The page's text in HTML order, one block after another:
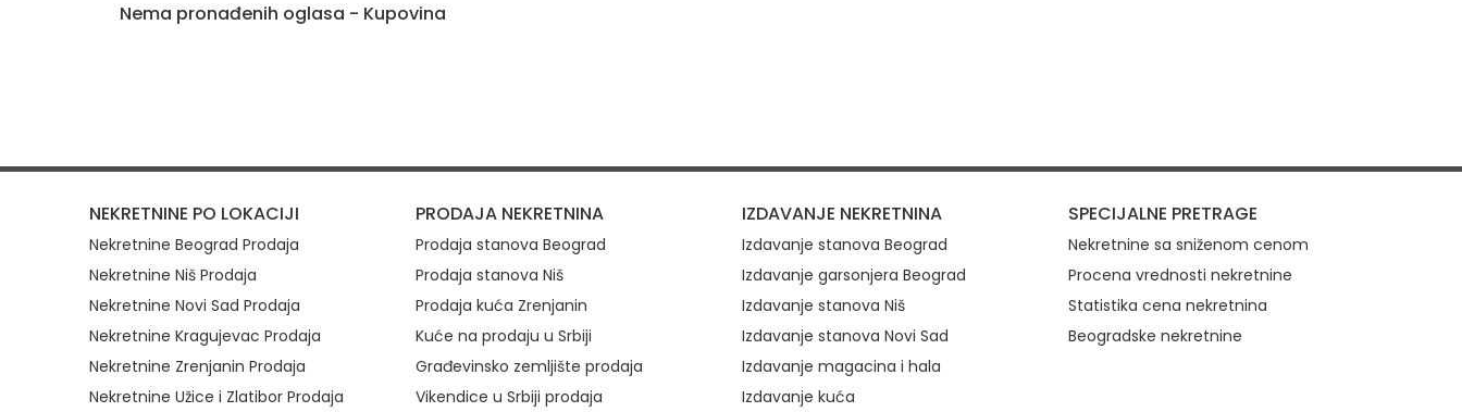
Nema pronađenih oglasa - Kupovina
NEKRETNINE PO LOKACIJI
Nekretnine Beograd Prodaja
Nekretnine Niš Prodaja
Nekretnine Novi Sad Prodaja
Nekretnine Kragujevac Prodaja
Nekretnine Zrenjanin Prodaja
Nekretnine Užice i Zlatibor Prodaja
PRODAJA NEKRETNINA
Prodaja stanova Beograd
Prodaja stanova Niš
Prodaja kuća Zrenjanin
Kuće na prodaju u Srbiji
Građevinsko zemljište prodaja
Vikendice u Srbiji prodaja
IZDAVANJE NEKRETNINA
Izdavanje stanova Beograd
Izdavanje garsonjera Beograd
Izdavanje stanova Niš
Izdavanje stanova Novi Sad
Izdavanje magacina i hala
Izdavanje kuća
SPECIJALNE PRETRAGE
Nekretnine sa sniženom cenom
Procena vrednosti nekretnine
Statistika cena nekretnina
Beogradske nekretnine